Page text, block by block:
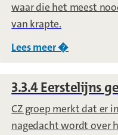
waar die het meest
van krapte.
Lees meer �
3.3.4 Eerstelijns
CZ groep merkt dat er
nagedacht wordt over